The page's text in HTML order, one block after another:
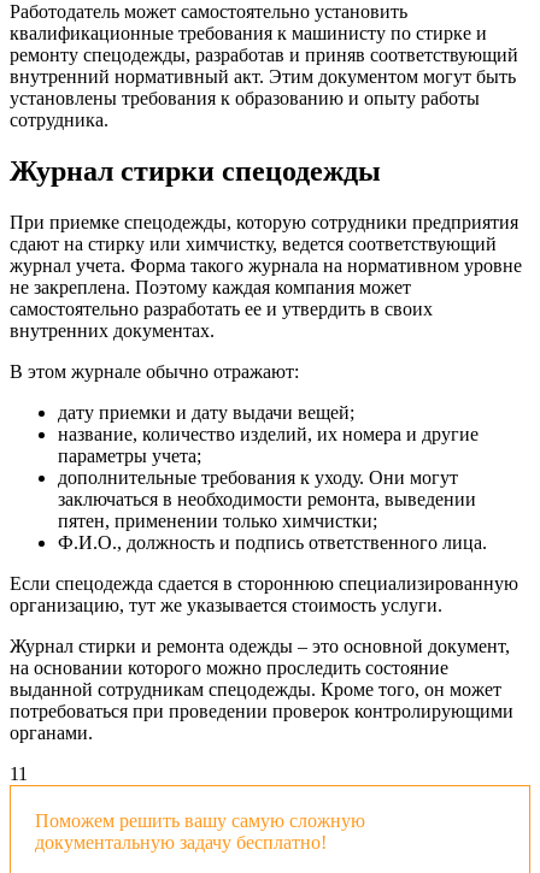
Работодатель может самостоятельно установить
квалификационные требования к машинисту по стирке и
ремонту спецодежды, разработав и приняв соответствующий
внутренний нормативный акт. Этим документом могут быть
установлены требования к образованию и опыту работы
сотрудника.
Журнал стирки спецодежды
При приемке спецодежды, которую сотрудники предприятия
сдают на стирку или химчистку, ведется соответствующий
журнал учета. Форма такого журнала на нормативном уровне
не закреплена. Поэтому каждая компания может
самостоятельно разработать ее и утвердить в своих
внутренних документах.
В этом журнале обычно отражают:
дату приемки и дату выдачи вещей;
название, количество изделий, их номера и другие
параметры учета;
дополнительные требования к уходу. Они могут
заключаться в необходимости ремонта, выведении
пятен, применении только химчистки;
Ф.И.О., должность и подпись ответственного лица.
Если спецодежда сдается в стороннюю специализированную
организацию, тут же указывается стоимость услуги.
Журнал стирки и ремонта одежды – это основной документ,
на основании которого можно проследить состояние
выданной сотрудникам спецодежды. Кроме того, он может
потребоваться при проведении проверок контролирующими
органами.
11
Поможем решить вашу самую сложную
документальную задачу бесплатно!